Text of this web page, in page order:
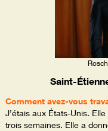
Saint-
Comment avez-vous
J’étais aux États-Unis.
trois semaines. Elle a